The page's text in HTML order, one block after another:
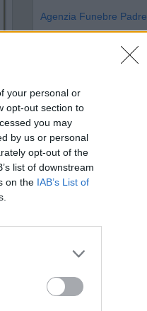
your personal or
opt-out section to
you may
by us or personal
opt-out of the
list of downstream
on the IAB’s List of
Agenzia Funebre